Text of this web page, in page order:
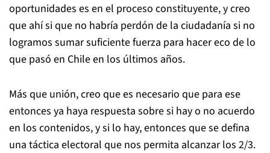
oportunidades es en el proceso constituyente, y creo
que ahí si que no habría perdón de la ciudadanía si no
logramos sumar suficiente fuerza para hacer eco de lo
que pasó en Chile en los últimos años.
Más que unión, creo que es necesario que para ese
entonces ya haya respuesta sobre si hay o no acuerdo
en los contenidos, y si lo hay, entonces que se defina
una táctica electoral que nos permita alcanzar los 2/3.